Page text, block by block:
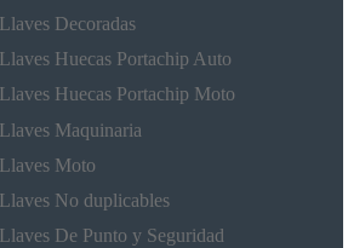
Llaves Decoradas
Llaves Huecas Portachip Auto
Llaves Huecas Portachip Moto
Llaves Maquinaria
Llaves Moto
Llaves No duplicables
Llaves De Punto y Seguridad